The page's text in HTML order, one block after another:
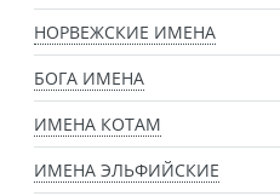
НОРВЕЖСКИЕ ИМЕНА
БОГА ИМЕНА
ИМЕНА КОТАМ
ИМЕНА ЭЛЬФИЙСКИЕ